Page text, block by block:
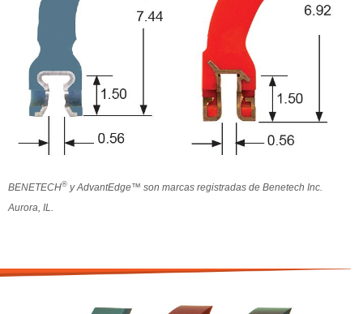
BENETECH® y AdvantEdge™ son marcas registradas de Benetech Inc.
Aurora, IL.